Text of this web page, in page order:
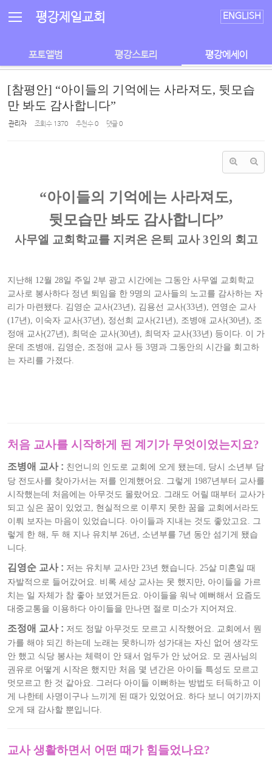
평강제일교회 ENGLISH
포토앨범 평강스토리 평강에세이
[참평안] “아이들의 기억에는 사라져도, 뒷모습
만 봐도 감사합니다”
관리자 조회 수 1370 추천 수0 댓글0
“아이들의 기억에는 사라져도,
뒷모습만 봐도 감사합니다”
사무엘 교회학교를 지켜온 은퇴 교사 3인의 회고
지난해 12월 28일 주일 2부 광고 시간에는 그동안 사무엘 교회학교
교사로 봉사하다 정년 퇴임을 한 9명의 교사들의 노고를 감사하는 자
리가 마련됐다. 김영순 교사(23년), 김용선 교사(33년), 연영순 교사
(17년), 이숙자 교사(37년), 정선희 교사(21년), 조병애 교사(30년), 조
정애 교사(27년), 최덕순 교사(30년), 최덕자 교사(33년) 등이다. 이 가
운데 조병애, 김영순, 조정애 교사 등 3명과 그동안의 시간을 회고하
는 자리를 가졌다.
처음 교사를 시작하게 된 계기가 무엇이었는지요?
조병애 교사 : 친언니의 인도로 교회에 오게 됐는데, 당시 소년부 담
당 전도사를 찾아가서는 저를 인계했어요. 그렇게 1987년부터 교사를
시작했는데 처음에는 아무것도 몰랐어요. 그래도 어릴 때부터 교사가
되고 싶은 꿈이 있었고, 현실적으로 이루지 못한 꿈을 교회에서라도
이뤄 보자는 마음이 있었습니다. 아이들과 지내는 것도 좋았고요. 그
렇게 한 해, 두 해 지나 유치부 26년, 소년부를 7년 동안 섬기게 됐습
니다.
김영순 교사 : 저는 유치부 교사만 23년 했습니다. 25살 미혼일 때
자발적으로 들어갔어요. 비록 세상 교사는 못 했지만, 아이들을 가르
치는 일 자체가 참 좋아 보였거든요. 아이들을 워낙 예뻐해서 요즘도
대중교통을 이용하다 아이들을 만나면 절로 미소가 지어져요.
조정애 교사 : 저도 정말 아무것도 모르고 시작했어요. 교회에서 뭔
가를 해야 되긴 하는데 노래는 못하니까 성가대는 자신 없어 생각도
안 했고 식당 봉사는 체력이 안 돼서 엄두가 안 났어요. 모 권사님의
권유로 어떻게 시작은 했지만 처음 몇 년간은 아이들 특성도 모르고
멋모르고 한 것 같아요. 그러다 아이들 이뻐하는 방법도 터득하고 이
게 나한테 사명이구나 느끼게 된 때가 있었어요. 하다 보니 여기까지
오게 돼 감사할 뿐입니다.
교사 생활하면서 어떤 때가 힘들었나요?